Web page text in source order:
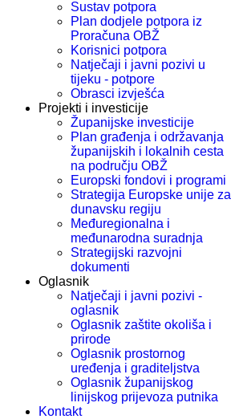
Sustav potpora
Plan dodjele potpora iz
Proračuna OBŽ
Korisnici potpora
Natječaji i javni pozivi u
tijeku - potpore
Obrasci izvješća
Projekti i investicije
Županijske investicije
Plan građenja i održavanja
županijskih i lokalnih cesta
na području OBŽ
Europski fondovi i programi
Strategija Europske unije za
dunavsku regiju
Međuregionalna i
međunarodna suradnja
Strategijski razvojni
dokumenti
Oglasnik
Natječaji i javni pozivi -
oglasnik
Oglasnik zaštite okoliša i
prirode
Oglasnik prostornog
uređenja i graditeljstva
Oglasnik županijskog
linijskog prijevoza putnika
Kontakt